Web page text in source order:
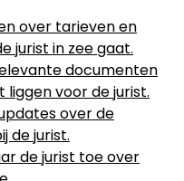
over tarieven en
jurist in zee gaat.
documenten
voor de jurist.
over de
de jurist.
de jurist toe over